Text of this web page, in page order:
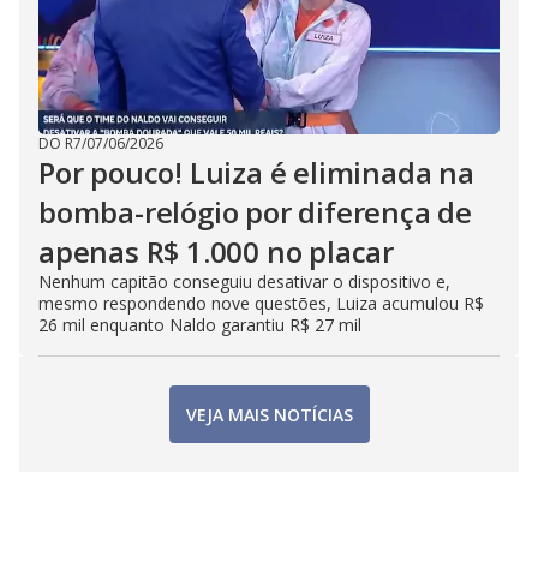
DO R7/07/06/2026
Por pouco! Luiza é eliminada na
bomba-relógio por diferença de
apenas R$ 1.000 no placar
Nenhum capitão conseguiu desativar o dispositivo e,
mesmo respondendo nove questões, Luiza acumulou R$
26 mil enquanto Naldo garantiu R$ 27 mil
VEJA MAIS NOTÍCIAS